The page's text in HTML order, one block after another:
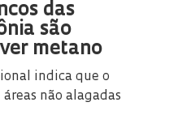
das
são
metano
indica que o
não alagadas